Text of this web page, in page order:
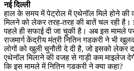
नई दिल्‍ली
हाल के समय में पेट्रोल में एथेनॉल मिले होने
मिलने को लेकर तरह-तरह की बातें चल रही
पहले ही सफाई दी जा चुकी है। अब इस मामले
राजमार्ग केंद्रीय मंत्री नितिन गडकरी ने भी
लोगों को खुली चुनौती दे दी है, जो इसको लेकर
एथेनॉल मिलाने की वजह से गाड़ी कम माइलेज
कि इस मामले में नितिन गडकरी ने क्या कहा?